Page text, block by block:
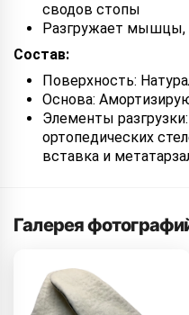
сводов стопы
Разгружает мышцы,
Состав:
Поверхность:
Основа:
Элементы
ортопедических
вставка и
Галерея